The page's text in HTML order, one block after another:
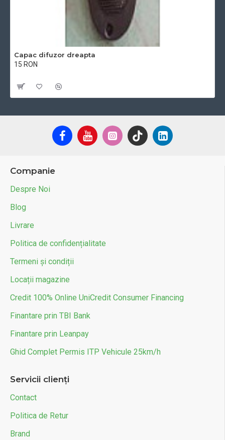
Capac difuzor dreapta
15 RON
Companie
Despre Noi
Blog
Livrare
Politica de confidențialitate
Termeni și condiții
Locații magazine
Credit 100% Online UniCredit Consumer Financing
Finantare prin TBI Bank
Finantare prin Leanpay
Ghid Complet Permis ITP Vehicule 25km/h
Servicii clienți
Contact
Politica de Retur
Brand